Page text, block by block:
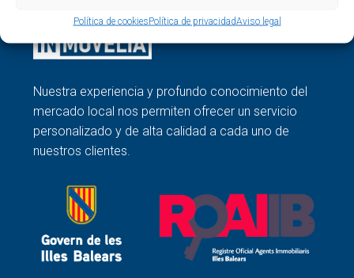
Política de cookiesPolítica de privacidadAviso legal
Nuestra experiencia y profundo conocimiento del
mercado local nos permiten ofrecer un servicio
personalizado y de alta calidad a cada uno de
nuestros clientes.